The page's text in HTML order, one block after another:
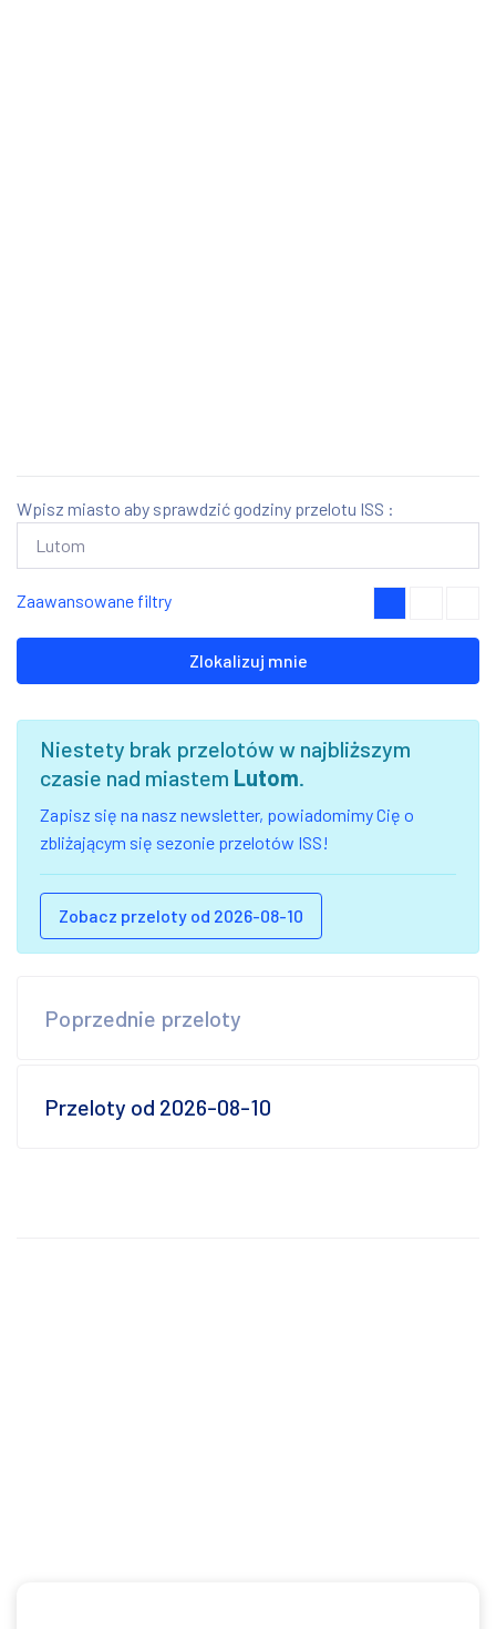
Wpisz miasto aby sprawdzić godziny przelotu ISS :
Zaawansowane filtry
Zlokalizuj mnie
Niestety brak przelotów w najbliższym
czasie nad miastem Lutom.
Zapisz się na nasz newsletter, powiadomimy Cię o
zbliżającym się sezonie przelotów ISS!
Zobacz przeloty od 2026-08-10
Poprzednie przeloty
Przeloty od 2026-08-10